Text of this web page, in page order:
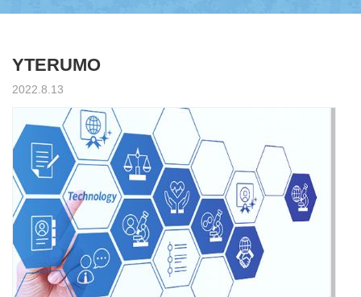
YTERUMO
2022.8.13